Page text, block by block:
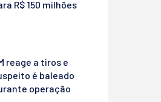
R$ 150 milhões
reage a tiros e
é baleado
operação